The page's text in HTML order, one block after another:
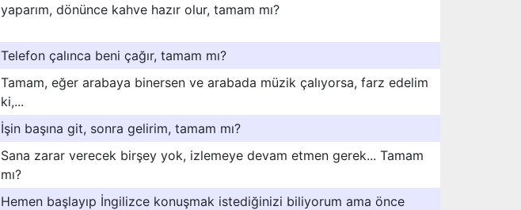
yaparım, dönünce kahve hazır olur, tamam mı?
Telefon çalınca beni çağır, tamam mı?
Tamam, eğer arabaya binersen ve arabada müzik çalıyorsa, farz edelim
ki,...
İşin başına git, sonra gelirim, tamam mı?
Sana zarar verecek birşey yok, izlemeye devam etmen gerek... Tamam
mı?
Hemen başlayıp İngilizce konuşmak istediğinizi biliyorum ama önce